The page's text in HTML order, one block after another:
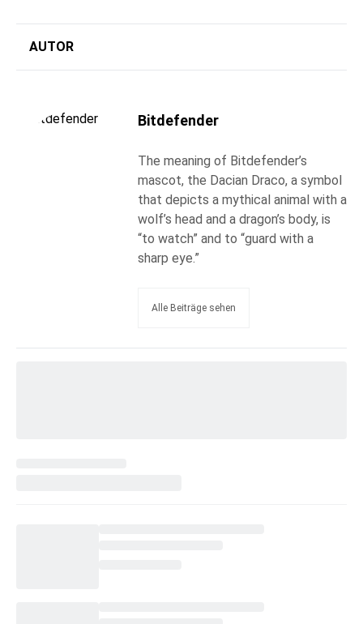
AUTOR
Bitdefender
The meaning of Bitdefender’s
mascot, the Dacian Draco, a symbol
that depicts a mythical animal with a
wolf’s head and a dragon’s body, is
“to watch” and to “guard with a
sharp eye.”
Alle Beiträge sehen